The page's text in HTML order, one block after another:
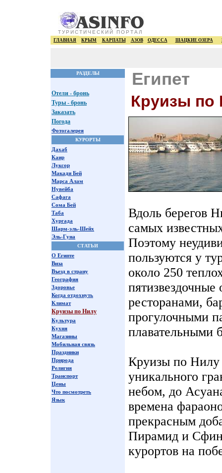
ТУРИСТИЧЕСКИЙ ПОРТАЛ
ГЛАВНАЯ КРЫМ КАРПАТЫ АЗОВ ОДЕССА ШАЦКИЕ ОЗЕРА
РАЗДЕЛЫ Египет
Отели - бронь
Туры - бронь
Заказать
Погода
Фотогалерея
КУРОРТЫ
Дахаб
Каир
Луксор
Макади Бей
Марса Алам
Нувейба
Сафага
Сома Бей
Таба
Хургада
Шарм-эль-Шейх
Эль-Гуна
СТАТЬИ
О Египте
Виза
Въезд в страну
География
Здоровье
Когда отдохнуть
Климат
Круизы по Нилу
Культура
Кухня
Магазины
Мобильная связь
Праздники
Природа
Религия
Транспорт
Цены
Что посмотреть
Язык
Круизы по
Вдоль берегов
самых
Поэтому
пользуются у
около 250
ресторанами,
прогулочными
плавательными
Круизы по Нилу
уникального
небом, до
времена
прекрасным
Пирамид и
курортов на